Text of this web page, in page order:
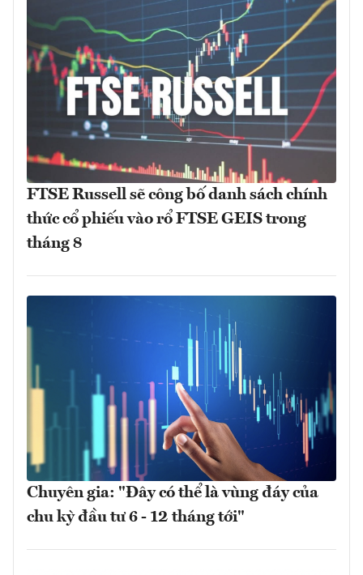
FTSE Russell sẽ công bố danh sách chính
thức cổ phiếu vào rổ FTSE GEIS trong
tháng 8
Chuyên gia: "Đây có thể là vùng đáy của
chu kỳ đầu tư 6 - 12 tháng tới"